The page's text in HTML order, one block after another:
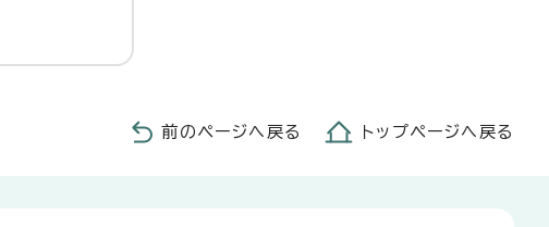
前のページへ戻る トップページへ戻る